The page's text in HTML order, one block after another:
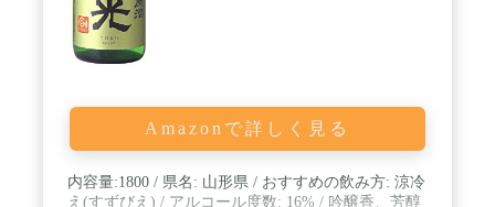
Amazonで詳しく見る
内容量:1800 / 県名: 山形県 / おすすめの飲み方: 涼冷
え(すずびえ) / アルコール度数: 16% / 吟醸香、芳醇